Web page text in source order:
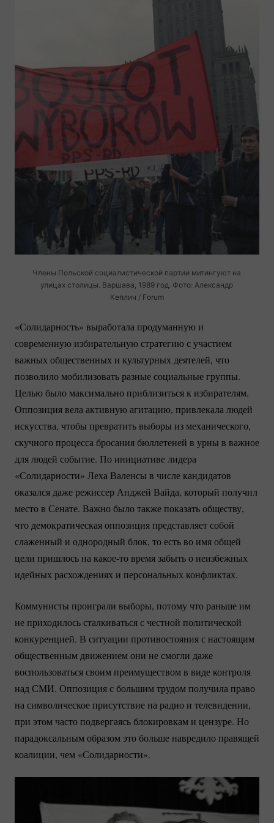
Члены Польской социалистической партии митингуют на
улицах столицы. Варшава, 1989 год. Фото: Александр
Кеплич / Forum
«Солидарность» выработала продуманную и
современную избирательную стратегию с участием
важных общественных и культурных деятелей, что
позволило мобилизовать разные социальные группы.
Целью было максимально приблизиться к избирателям.
Оппозиция вела активную агитацию, привлекала людей
искусства, чтобы превратить выборы из механического,
скучного процесса бросания бюллетеней в урны в важное
для людей событие. По инициативе лидера
«Солидарности» Леха Валенсы в числе кандидатов
оказался даже режиссер Анджей Вайда, который получил
место в Сенате. Важно было также показать обществу,
что демократическая оппозиция представляет собой
слаженный и однородный блок, то есть во имя общей
цели пришлось накакое-товремя забыть о неизбежных
идейных расхождениях и персональных конфликтах.
Коммунисты проиграли выборы, потому что раньше им
не приходилось сталкиваться с честной политической
конкуренцией. В ситуации противостояния с настоящим
общественным движением они не смогли даже
воспользоваться своим преимуществом в виде контроля
над СМИ. Оппозиция с большим трудом получила право
на символическое присутствие на радио и телевидении,
при этом часто подвергаясь блокировкам и цензуре. Но
парадоксальным образом это больше навредило правящей
коалиции, чем «Солидарности».